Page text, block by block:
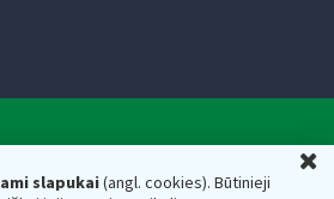
slapukai(angl. cookies). Būtinieji
ministerijos